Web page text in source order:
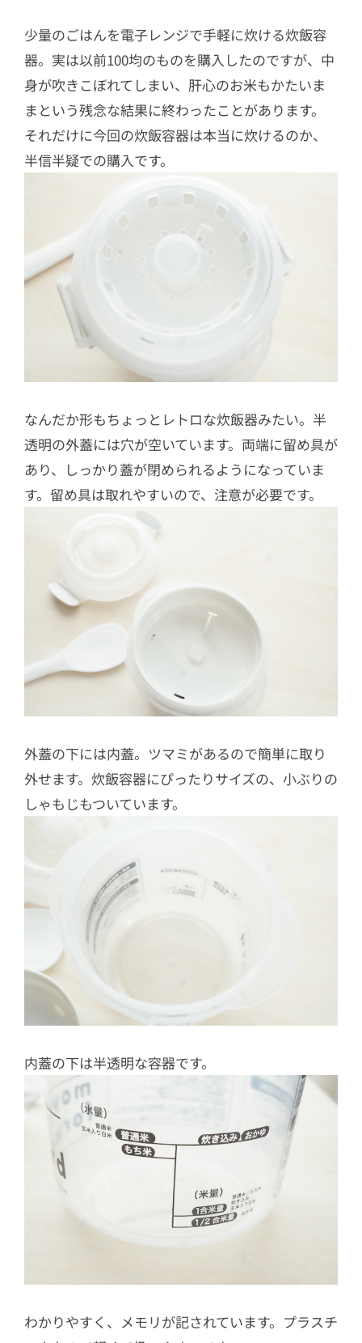
少量のごはんを電子レンジで手軽に炊ける炊飯容
器。実は以前100均のものを購入したのですが、中
身が吹きこぼれてしまい、肝心のお米もかたいま
まという残念な結果に終わったことがあります。
それだけに今回の炊飯容器は本当に炊けるのか、
半信半疑での購入です。
なんだか形もちょっとレトロな炊飯器みたい。半
透明の外蓋には穴が空いています。両端に留め具が
あり、しっかり蓋が閉められるようになっていま
す。留め具は取れやすいので、注意が必要です。
外蓋の下には内蓋。ツマミがあるので簡単に取り
外せます。炊飯容器にぴったりサイズの、小ぶりの
しゃもじもついています。
内蓋の下は半透明な容器です。
わかりやすく、メモリが記されています。プラスチ